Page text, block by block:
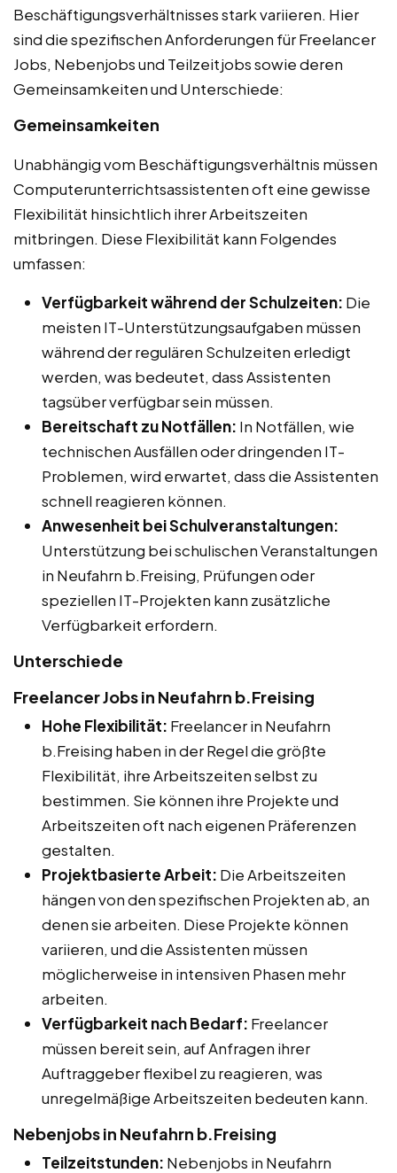
Beschäftigungsverhältnisses stark variieren. Hier
sind die spezifischen Anforderungen für Freelancer
Jobs, Nebenjobs und Teilzeitjobs sowie deren
Gemeinsamkeiten und Unterschiede:
Gemeinsamkeiten
Unabhängig vom Beschäftigungsverhältnis müssen
Computerunterrichtsassistenten oft eine gewisse
Flexibilität hinsichtlich ihrer Arbeitszeiten
mitbringen. Diese Flexibilität kann Folgendes
umfassen:
Verfügbarkeit während der Schulzeiten: Die
meisten IT-Unterstützungsaufgaben müssen
während der regulären Schulzeiten erledigt
werden, was bedeutet, dass Assistenten
tagsüber verfügbar sein müssen.
Bereitschaft zu Notfällen: In Notfällen, wie
technischen Ausfällen oder dringenden IT-
Problemen, wird erwartet, dass die Assistenten
schnell reagieren können.
Anwesenheit bei Schulveranstaltungen:
Unterstützung bei schulischen Veranstaltungen
in Neufahrn b.Freising, Prüfungen oder
speziellen IT-Projekten kann zusätzliche
Verfügbarkeit erfordern.
Unterschiede
Freelancer Jobs in Neufahrn b.Freising
Hohe Flexibilität: Freelancer in Neufahrn
b.Freising haben in der Regel die größte
Flexibilität, ihre Arbeitszeiten selbst zu
bestimmen. Sie können ihre Projekte und
Arbeitszeiten oft nach eigenen Präferenzen
gestalten.
Projektbasierte Arbeit: Die Arbeitszeiten
hängen von den spezifischen Projekten ab, an
denen sie arbeiten. Diese Projekte können
variieren, und die Assistenten müssen
möglicherweise in intensiven Phasen mehr
arbeiten.
Verfügbarkeit nach Bedarf: Freelancer
müssen bereit sein, auf Anfragen ihrer
Auftraggeber flexibel zu reagieren, was
unregelmäßige Arbeitszeiten bedeuten kann.
Nebenjobs in Neufahrn b.Freising
Teilzeitstunden: Nebenjobs in Neufahrn